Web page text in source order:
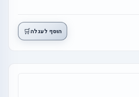
הוסף לעגלה🛒